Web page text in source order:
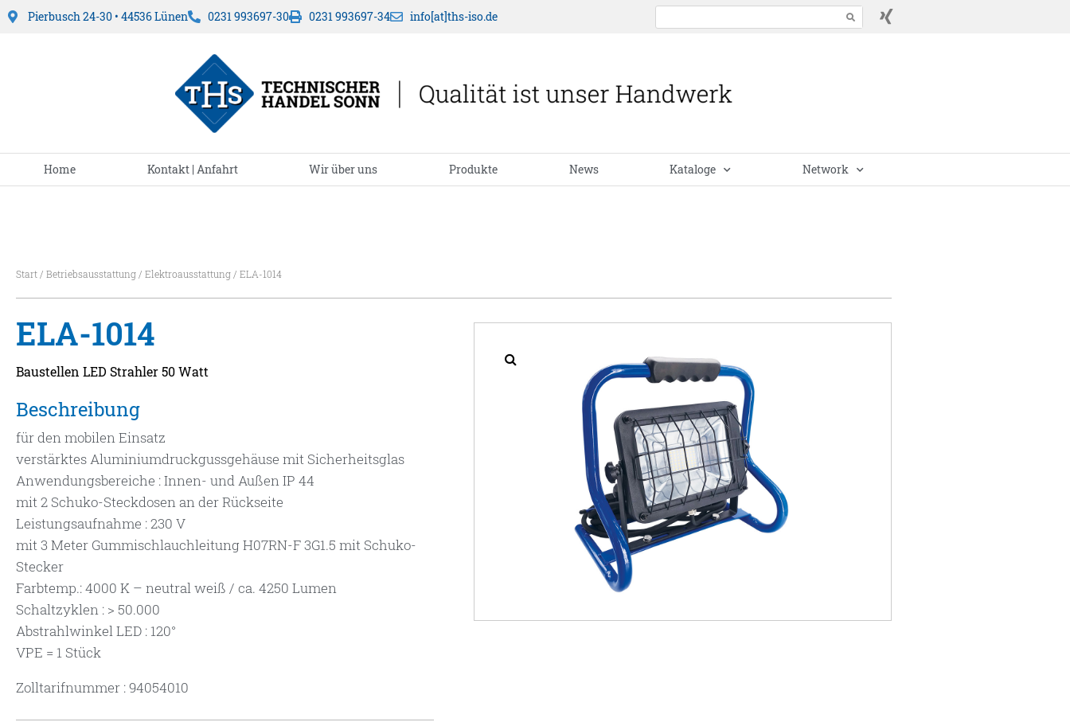
Pierbusch 24-30 • 44536 Lünen 0231 993697-30 0231 993697-34 info[at]ths-iso.de
Home Kontakt | Anfahrt Wir über uns Produkte News Kataloge Network
Start / Betriebsausstattung / Elektroausstattung / ELA-1014
ELA-1014
Baustellen LED Strahler 50 Watt
Beschreibung
für den mobilen Einsatz
verstärktes Aluminiumdruckgussgehäuse mit Sicherheitsglas
Anwendungsbereiche : Innen- und Außen IP 44
mit 2 Schuko-Steckdosen an der Rückseite
Leistungsaufnahme : 230 V
mit 3 Meter Gummischlauchleitung H07RN-F 3G1.5 mit Schuko-
Stecker
Farbtemp.: 4000 K – neutral weiß / ca. 4250 Lumen
Schaltzyklen : > 50.000
Abstrahlwinkel LED : 120°
VPE = 1 Stück
Zolltarifnummer : 94054010